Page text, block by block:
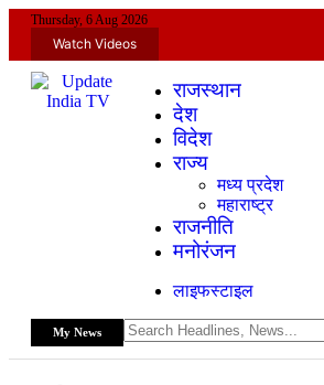
Thursday, 6 Aug 2026
Watch Videos
राजस्थान
देश
विदेश
राज्य
मध्य प्रदेश
महाराष्ट्र
राजनीति
मनोरंजन
लाइफस्टाइल
My News